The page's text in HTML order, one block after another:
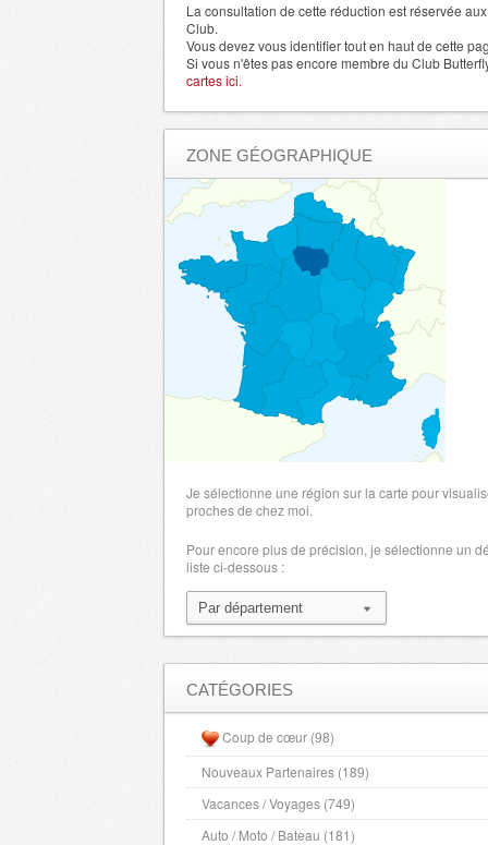
La consultation de cette réduction est réservée
Club.
Vous devez vous identifier tout en haut de cette
Si vous n'êtes pas encore membre du Club
cartes ici.
ZONE GÉOGRAPHIQUE
Je sélectionne une région sur la carte pour
proches de chez moi.
Pour encore plus de précision, je sélectionne un
liste ci-dessous :
CATÉGORIES
Coup de cœur (98)
Nouveaux Partenaires (189)
Vacances / Voyages (749)
Auto / Moto / Bateau (181)